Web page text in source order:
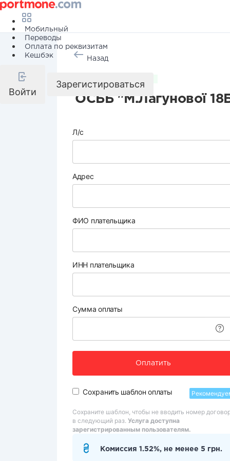
Мобильный
Переводы
Оплата по реквизитам
Кешбэк
Войти
Зарегистироваться
Назад
ОСББ "М.Лагунової
Л/с
Адрес
ФИО плательщика
ИНН плательщика
Сумма оплаты
Оплатить
Сохранить шаблон оплаты
Сохраните шаблон, чтобы не вводить номер
в следующий раз. Услуга доступна
зарегистрированным пользователям.
Комиссия 1.52%, не менее 5 грн.